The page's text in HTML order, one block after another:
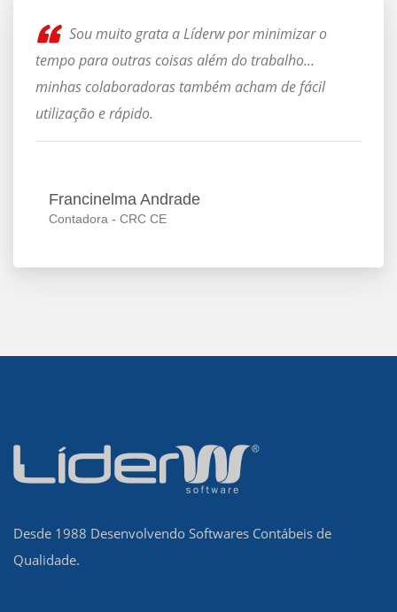
Sou muito grata a Líderw por minimizar o
tempo para outras coisas além do trabalho...
minhas colaboradoras também acham de fácil
utilização e rápido.
Francinelma Andrade
Contadora - CRC CE
Desde 1988 Desenvolvendo Softwares Contábeis de
Qualidade.